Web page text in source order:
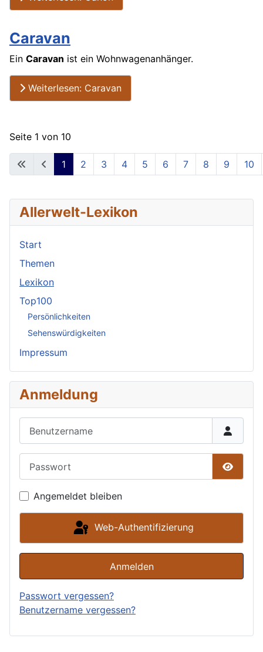
Caravan
Ein Caravan ist ein Wohnwagenanhänger.
Weiterlesen: Caravan
Seite 1 von 10
1 2 3 4 5 6 7 8 9 10
Allerwelt-Lexikon
Start
Themen
Lexikon
Top100
Persönlichkeiten
Sehenswürdigkeiten
Impressum
Anmeldung
Angemeldet bleiben
Web-Authentifizierung
Anmelden
Passwort vergessen?
Benutzername vergessen?